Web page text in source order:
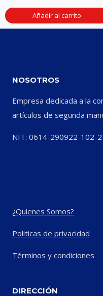
Añadir al carrito
NOSOTROS
Empresa dedicada a la
artículos de segunda
NIT: 0614-290922-102-2
¿Quienes Somos?
Politicas de privacidad
Términos y condiciones
DIRECCIÓN